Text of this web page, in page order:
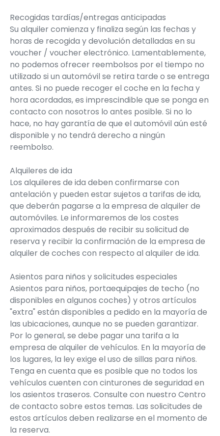
Recogidas tardías/entregas anticipadas
Su alquiler comienza y finaliza según las fechas y
horas de recogida y devolución detalladas en su
voucher / voucher electrónico. Lamentablemente,
no podemos ofrecer reembolsos por el tiempo no
utilizado si un automóvil se retira tarde o se entrega
antes. Si no puede recoger el coche en la fecha y
hora acordadas, es imprescindible que se ponga en
contacto con nosotros lo antes posible. Si no lo
hace, no hay garantía de que el automóvil aún esté
disponible y no tendrá derecho a ningún
reembolso.
Alquileres de ida
Los alquileres de ida deben confirmarse con
antelación y pueden estar sujetos a tarifas de ida,
que deberán pagarse a la empresa de alquiler de
automóviles. Le informaremos de los costes
aproximados después de recibir su solicitud de
reserva y recibir la confirmación de la empresa de
alquiler de coches con respecto al alquiler de ida.
Asientos para niños y solicitudes especiales
Asientos para niños, portaequipajes de techo (no
disponibles en algunos coches) y otros artículos
"extra" están disponibles a pedido en la mayoría de
las ubicaciones, aunque no se pueden garantizar.
Por lo general, se debe pagar una tarifa a la
empresa de alquiler de vehículos. En la mayoría de
los lugares, la ley exige el uso de sillas para niños.
Tenga en cuenta que es posible que no todos los
vehículos cuenten con cinturones de seguridad en
los asientos traseros. Consulte con nuestro Centro
de contacto sobre estos temas. Las solicitudes de
estos artículos deben realizarse en el momento de
la reserva.